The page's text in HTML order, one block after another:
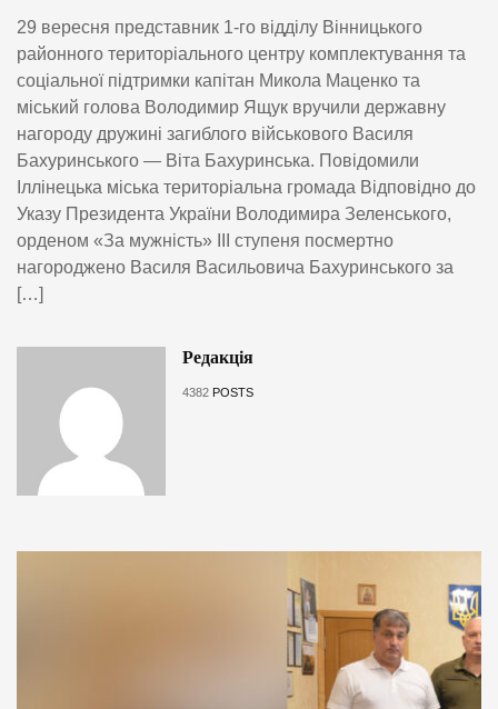
29 вересня представник 1-го відділу Вінницького
районного територіального центру комплектування та
соціальної підтримки капітан Микола Маценко та
міський голова Володимир Ящук вручили державну
нагороду дружині загиблого військового Василя
Бахуринського — Віта Бахуринська. Повідомили
Іллінецька міська територіальна громада Відповідно до
Указу Президента України Володимира Зеленського,
орденом «За мужність» ІІІ ступеня посмертно
нагороджено Василя Васильовича Бахуринського за
[…]
Редакція
4382 POSTS